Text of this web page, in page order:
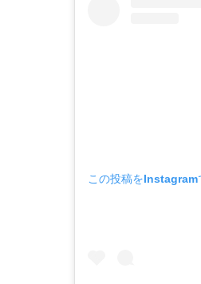
この投稿をInstagram